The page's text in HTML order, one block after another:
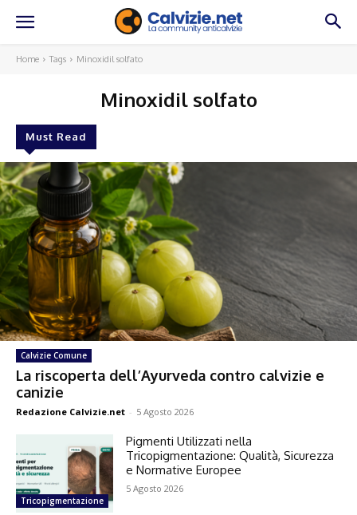
Home Tags Minoxidil solfato
Minoxidil solfato
Must Read
Calvizie Comune
La riscoperta dell’Ayurveda contro calvizie e
canizie
Redazione Calvizie.net - 5 Agosto 2026
Tricopigmentazione
Pigmenti Utilizzati nella
Tricopigmentazione: Qualità, Sicurezza
e Normative Europee
5 Agosto 2026